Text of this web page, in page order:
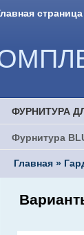
страница
ФУРНИТУРА
Фурнитура
Главная »